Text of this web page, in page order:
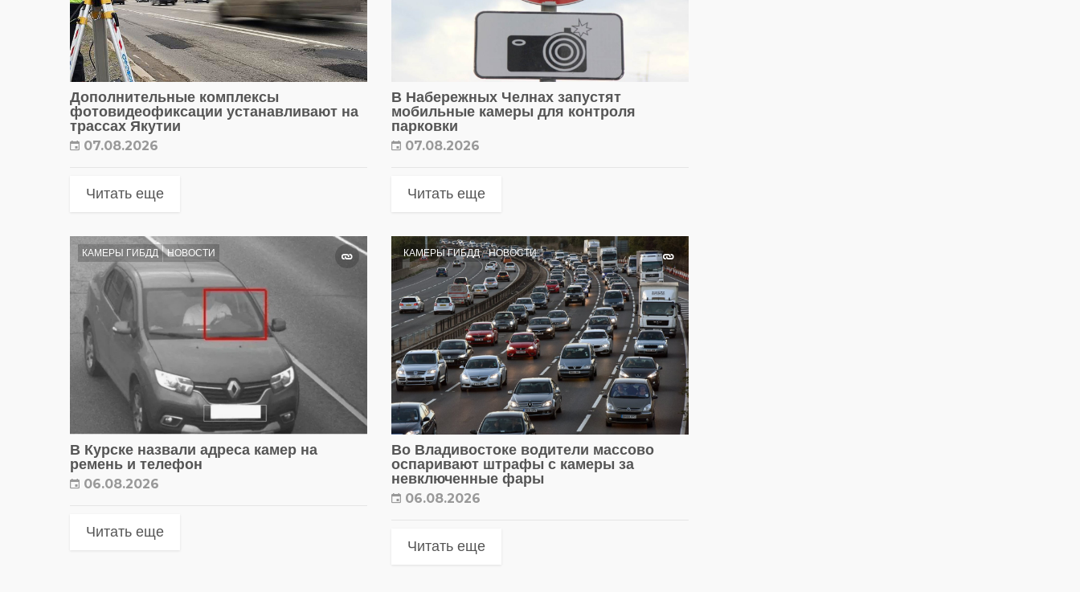
Дополнительные комплексы
фотовидеофиксации устанавливают на
трассах Якутии
07.08.2026
Читать еще
В Набережных Челнах запустят
мобильные камеры для контроля
парковки
07.08.2026
Читать еще
КАМЕРЫ ГИБДД НОВОСТИ
В Курске назвали адреса камер на
ремень и телефон
06.08.2026
Читать еще
КАМЕРЫ ГИБДД НОВОСТИ
Во Владивостоке водители массово
оспаривают штрафы с камеры за
невключенные фары
06.08.2026
Читать еще